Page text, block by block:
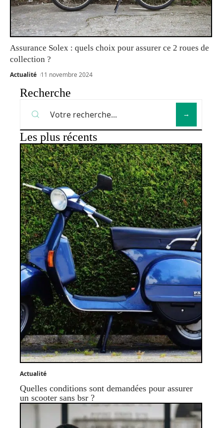
Assurance Solex : quels choix pour assurer ce 2 roues de
collection ?
Actualité 11 novembre 2024
Recherche
Les plus récents
Actualité
Quelles conditions sont demandées pour assurer
un scooter sans bsr ?